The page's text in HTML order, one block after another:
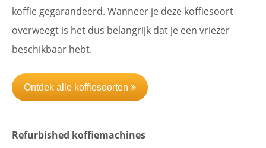
koffie gegarandeerd. Wanneer je deze koffiesoort
overweegt is het dus belangrijk dat je een vriezer
beschikbaar hebt.
Ontdek alle koffiesoorten
Refurbished koffiemachines